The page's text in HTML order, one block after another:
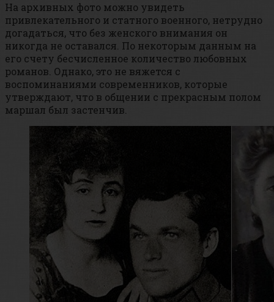
На архивных фото можно увидеть
привлекательного и статного военного, нетрудно
догадаться, что без женского внимания он
никогда не оставался. По некоторым данным на
его счету бесчисленное количество любовных
романов. Однако, это не вяжется с
воспоминаниями современников, которые
утверждают, что в общении с прекрасным полом
маршал был застенчив.